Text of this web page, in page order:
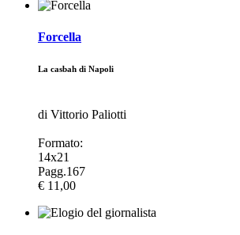
Forcella
La casbah di Napoli
di Vittorio Paliotti
Formato:
14x21
Pagg.167
€ 11,00